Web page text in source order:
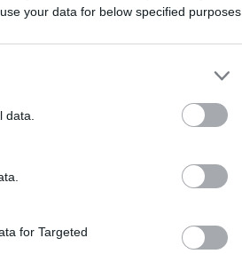
your data for below specified purposes
for Targeted